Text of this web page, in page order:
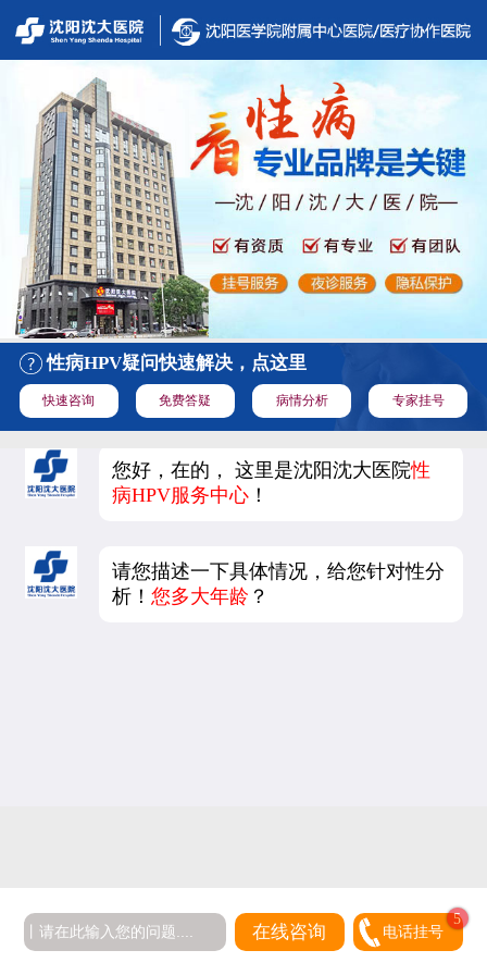
性病HPV疑问快速解决，点这里
快速咨询 免费答疑 病情分析 专家挂号
您好，在的， 这里是沈阳沈大医院性
病HPV服务中心！
请您描述一下具体情况，给您针对性分
析！ 您多大年龄 ？
在线咨询 电话挂号
5